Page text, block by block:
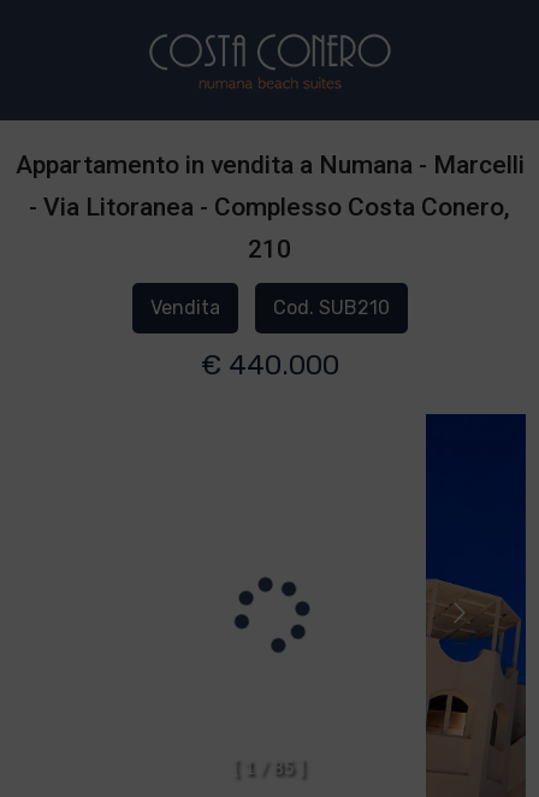
Appartamento in vendita a Numana - Marcelli
- Via Litoranea - Complesso Costa Conero,
210
Vendita Cod. SUB210
€ 440.000
1 8 5